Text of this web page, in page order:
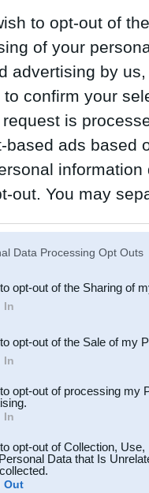
to opt-out of
of your
advertising by
to confirm your
is
based ads based
out. You may
Participants
Data Processing Opt Outs
opt-out of the Sharing of
In
opt-out of the Sale of my
In
opt-out of processing my
In
opt-out of Collection,
Data that Is
Out